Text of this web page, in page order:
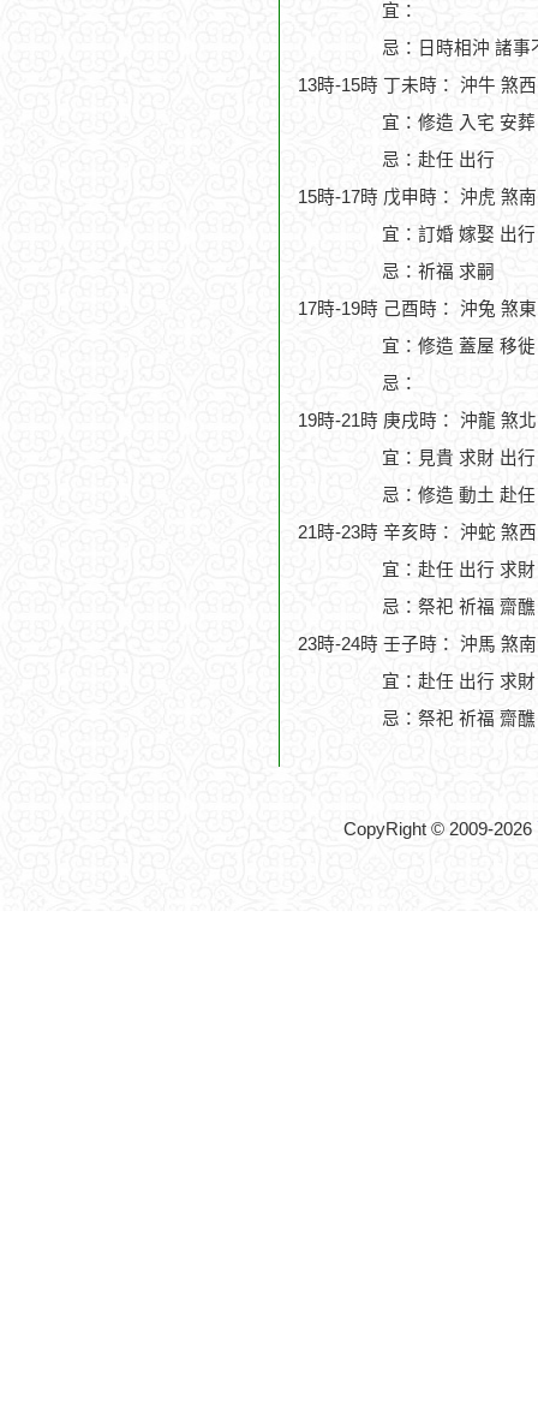
宜：
忌：日時相沖 諸事
13時-15時 丁未時： 沖牛 煞
宜：修造 入宅 安
忌：赴任 出行
15時-17時 戊申時： 沖虎 煞
宜：訂婚 嫁娶 出
忌：祈福 求嗣
17時-19時 己酉時： 沖兔 煞
宜：修造 蓋屋 移
忌：
19時-21時 庚戌時： 沖龍 煞
宜：見貴 求財 出
忌：修造 動土 赴
21時-23時 辛亥時： 沖蛇 煞
宜：赴任 出行 求
忌：祭祀 祈福 齋
23時-24時 壬子時： 沖馬 煞
宜：赴任 出行 求
忌：祭祀 祈福 齋
CopyRight © 2009-2026